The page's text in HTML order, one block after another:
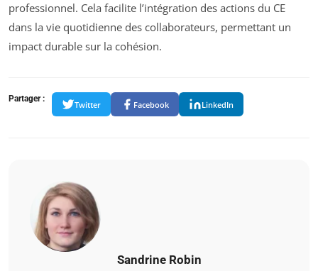
professionnel. Cela facilite l’intégration des actions du CE
dans la vie quotidienne des collaborateurs, permettant un
impact durable sur la cohésion.
Partager :
Twitter Facebook LinkedIn
Sandrine Robin